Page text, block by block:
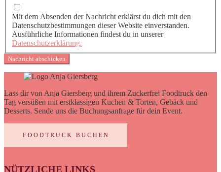
Mit dem Absenden der Nachricht erklärst du dich mit den
Datenschutzbestimmungen dieser Website einverstanden.
Ausführliche Informationen findest du in unserer
Datenschutzerklärung.
Lass dir von Anja Giersberg und ihrem Zuckerfrei Foodtruck den
Tag versüßen mit erstklassigen Kuchen & Torten, Gebäck und
Desserts. Sende uns die Buchungsanfrage für dein Event.
FOODTRUCK BUCHEN
NÜTZLICHE LINKS